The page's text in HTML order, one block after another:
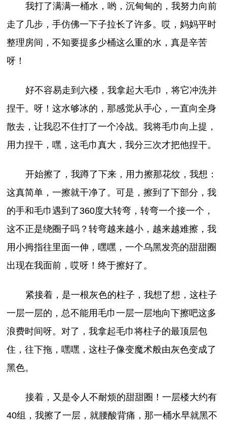
我打了满满一桶水，哟，沉甸甸的，我努力向前
走了几步，手仿佛一下子拉长了许多。哎，妈妈平时
整理房间，不知要提多少桶这么重的水，真是辛苦
呀！
好不容易走到六楼，我拿起大毛巾，将它冲洗并
捏干。呀！这水够冰的，那感觉从手心，一直向全身
散去，让我忍不住打了一个冷战。我将毛巾向上提，
用力捏干，嘿，这毛巾真大，我分三次才把他捏干。
开始擦了，我蹲了下来，用力擦那花纹，我想：
这真简单，一擦就干净了。可是，擦到了下部分，我
的手和毛巾遇到了360度大转弯，转弯一个接一个，
这不正是绕圈子吗？转弯越来越小，越来越难擦，我
用小拇指往里面一伸，嘿嘿，一个乌黑发亮的甜甜圈
出现在我面前，哎呀！终于擦好了。
紧接着，是一根灰色的柱子，我想了想，这柱子
一层一层的，总不能用毛巾一层一层地向下擦吧这多
浪费时间呀。对了，我拿起毛巾将柱子的最顶层包
住，往下拖，嘿嘿，这柱子像变魔术般由灰色变成了
黑色。
接着，又是令人不耐烦的甜甜圈！一层楼大约有
40组，我擦了一层，就腰酸背痛，那一桶水早就黑不